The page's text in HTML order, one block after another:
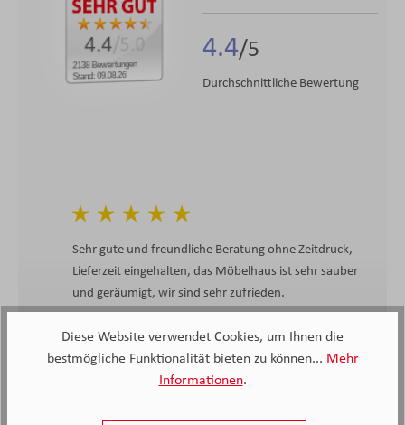
2138 Bewertungen
Stand: 09.08.26
4.4/5.0 4.4
Durchschnittliche Bewertung
Sehr gute und freundliche Beratung ohne Zeitdruck,
Lieferzeit eingehalten, das Möbelhaus ist sehr sauber
und geräumigt, wir sind sehr zufrieden.
Anonymer Kunde, Kunde von Möbel Knappstein
Diese Website verwendet Cookies, um Ihnen die
bestmögliche Funktionalität bieten zu können... Mehr
Informationen.